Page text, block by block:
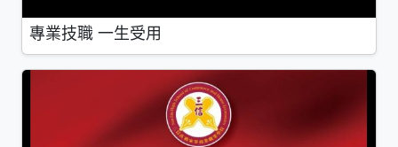
專業技職 一生受用